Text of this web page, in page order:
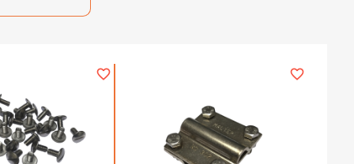
favorite_border favorite_border